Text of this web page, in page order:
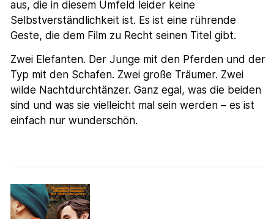
aus, die in diesem Umfeld leider keine
Selbstverständlichkeit ist. Es ist eine rührende
Geste, die dem Film zu Recht seinen Titel gibt.
Zwei Elefanten. Der Junge mit den Pferden und der
Typ mit den Schafen. Zwei große Träumer. Zwei
wilde Nachtdurchtänzer. Ganz egal, was die beiden
sind und was sie vielleicht mal sein werden – es ist
einfach nur wunderschön.